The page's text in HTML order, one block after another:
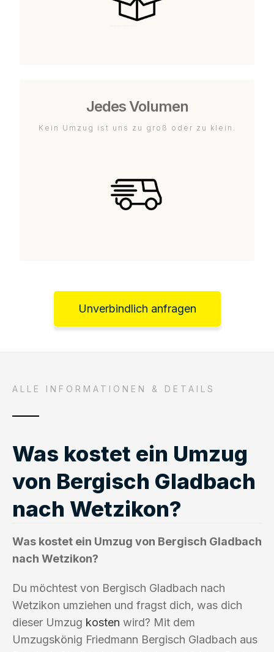
Jedes Volumen
Kein Umzug ist uns zu groß oder zu klein.
Unverbindlich anfragen
ALLE INFORMATIONEN & DETAILS
Was kostet ein Umzug
von Bergisch Gladbach
nach Wetzikon?
Was kostet ein Umzug von Bergisch Gladbach
nach Wetzikon?
Du möchtest von Bergisch Gladbach nach
Wetzikon umziehen und fragst dich, was dich
dieser Umzug kosten wird? Mit dem
Umzugskönig Friedmann Bergisch Gladbach aus